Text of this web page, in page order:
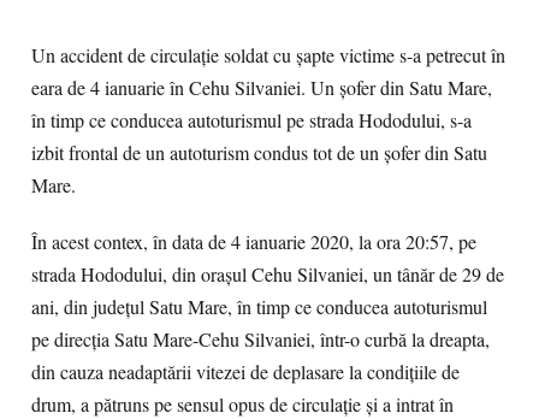
Un accident de circulație soldat cu șapte victime s-a petrecut în
eara de 4 ianuarie în Cehu Silvaniei. Un șofer din Satu Mare,
în timp ce conducea autoturismul pe strada Hododului, s-a
izbit frontal de un autoturism condus tot de un șofer din Satu
Mare.
În acest contex, în data de 4 ianuarie 2020, la ora 20:57, pe
strada Hododului, din orașul Cehu Silvaniei, un tânăr de 29 de
ani, din județul Satu Mare, în timp ce conducea autoturismul
pe direcția Satu Mare-Cehu Silvaniei, într-o curbă la dreapta,
din cauza neadaptării vitezei de deplasare la condițiile de
drum, a pătruns pe sensul opus de circulație și a intrat în